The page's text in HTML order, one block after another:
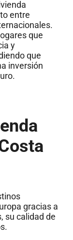
entre
que
y
que
inversión
gracias a
su calidad de